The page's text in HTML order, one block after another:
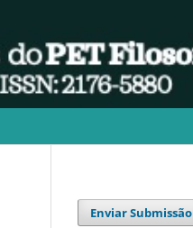
Enviar Submissão